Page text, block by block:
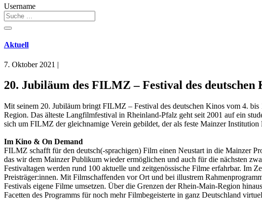
Username
Aktuell
7. Oktober 2021 |
20. Jubiläum des FILMZ – Festival des deutschen
Mit seinem 20. Jubiläum bringt FILMZ – Festival des deutschen Kinos vom 4.
Region. Das älteste Langfilmfestival in Rheinland-Pfalz geht seit 2001 auf ein
sich um FILMZ der gleichnamige Verein gebildet, der als feste Mainzer
Im Kino & On Demand
FILMZ schafft für den deutsch(-sprachigen) Film einen Neustart in die Mainzer
das wir dem Mainzer Publikum wieder ermöglichen und auch für die nächsten
Festivaltagen werden rund 100 aktuelle und zeitgenössische Filme erfahrbar.
Preisträger:innen. Mit Filmschaffenden vor Ort und bei illustrem
Festivals eigene Filme umsetzen. Über die Grenzen der Rhein-Main-Region
Facetten des Programms für noch mehr Filmbegeisterte in ganz Deutschland